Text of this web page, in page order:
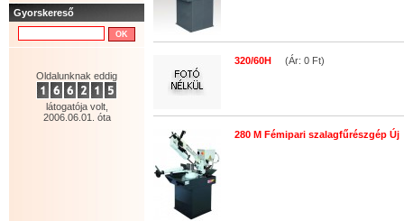
Gyorskereső
Oldalunknak eddig
látogatója volt,
2006.06.01. óta
320/60H (Ár: 0 Ft)
280 M Fémipari szalagfűrészgép Új